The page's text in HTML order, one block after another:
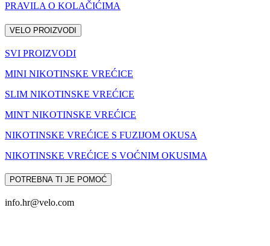
PRAVILA O KOLAČIĆIMA
VELO PROIZVODI
SVI PROIZVODI
MINI NIKOTINSKE VREĆICE
SLIM NIKOTINSKE VREĆICE
MINT NIKOTINSKE VREĆICE
NIKOTINSKE VREĆICE S FUZIJOM OKUSA
NIKOTINSKE VREĆICE S VOĆNIM OKUSIMA
POTREBNA TI JE POMOĆ
info.hr@velo.com